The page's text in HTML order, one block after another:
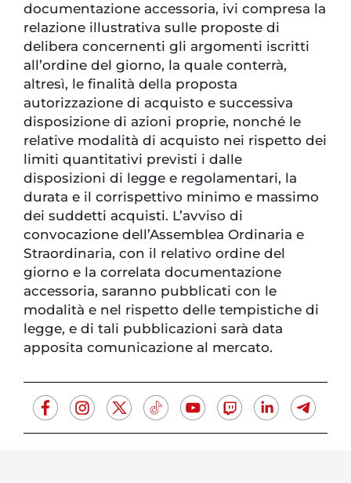
documentazione accessoria, ivi compresa la
relazione illustrativa sulle proposte di
delibera concernenti gli argomenti iscritti
all’ordine del giorno, la quale conterrà,
altresì, le finalità della proposta
autorizzazione di acquisto e successiva
disposizione di azioni proprie, nonché le
relative modalità di acquisto nei rispetto dei
limiti quantitativi previsti i dalle
disposizioni di legge e regolamentari, la
durata e il corrispettivo minimo e massimo
dei suddetti acquisti. L’avviso di
convocazione dell’Assemblea Ordinaria e
Straordinaria, con il relativo ordine del
giorno e la correlata documentazione
accessoria, saranno pubblicati con le
modalità e nel rispetto delle tempistiche di
legge, e di tali pubblicazioni sarà data
apposita comunicazione al mercato.